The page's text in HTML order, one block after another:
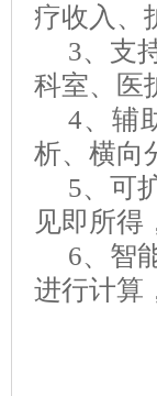
疗收入、
3、支
科室、医
4、辅
析、横向
5、可
见即所得
6、智
进行计算